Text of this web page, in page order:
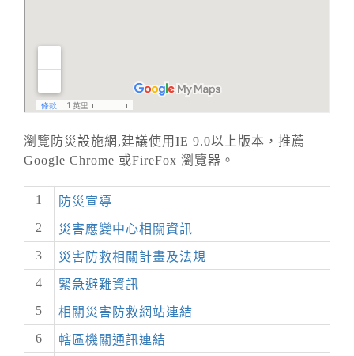
瀏覽防災設施網,建議使用IE 9.0以上版本，推薦
Google Chrome 或FireFox 瀏覽器。
1
防災宣導
2
災害應變中心相關資訊
3
災害防救相關計畫及法規
4
緊急避難資訊
5
相關災害防救網站連結
6
轄區機關通訊連結